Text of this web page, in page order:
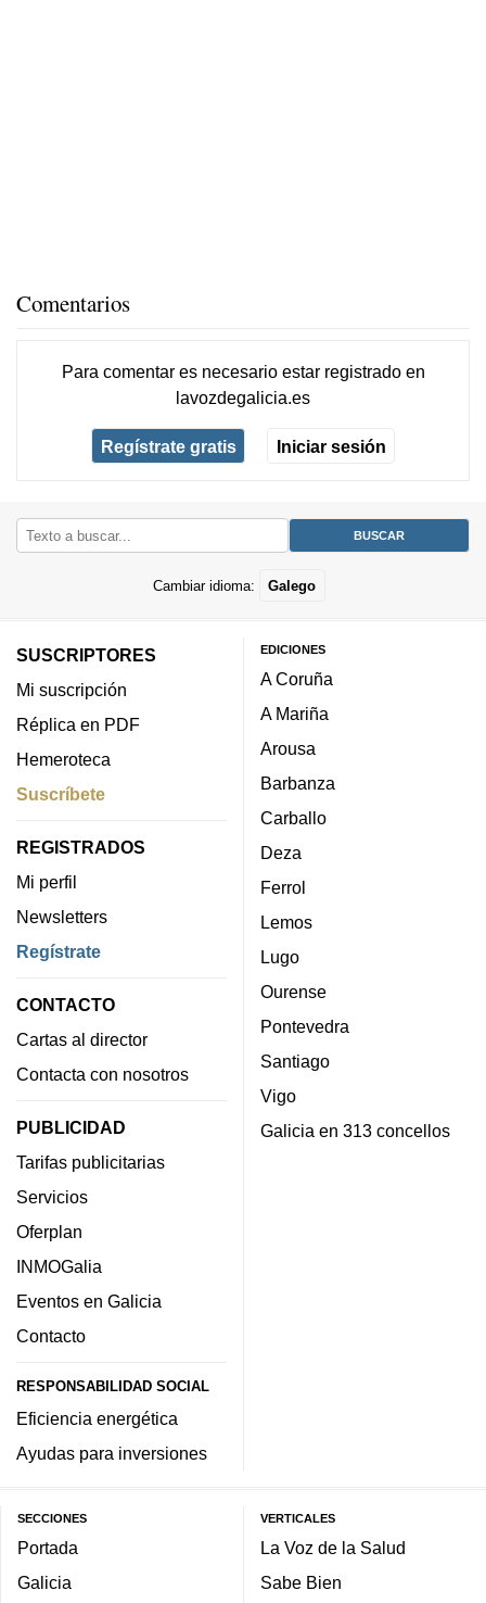
Comentarios
Para comentar es necesario estar registradoen
lavozdegalicia.es
Regístrate gratis Iniciar sesión
Cambiar idioma: Galego
SUSCRIPTORES
Mi suscripción
Réplica en PDF
Hemeroteca
Suscríbete
REGISTRADOS
Mi perfil
Newsletters
Regístrate
CONTACTO
Cartas al director
Contacta con nosotros
PUBLICIDAD
Tarifas publicitarias
Servicios
Oferplan
INMOGalia
Eventos en Galicia
Contacto
RESPONSABILIDAD SOCIAL
Eficiencia energética
Ayudas para inversiones
EDICIONES
A Coruña
A Mariña
Arousa
Barbanza
Carballo
Deza
Ferrol
Lemos
Lugo
Ourense
Pontevedra
Santiago
Vigo
Galicia en 313 concellos
SECCIONES
Portada
Galicia
VERTICALES
La Voz de la Salud
Sabe Bien